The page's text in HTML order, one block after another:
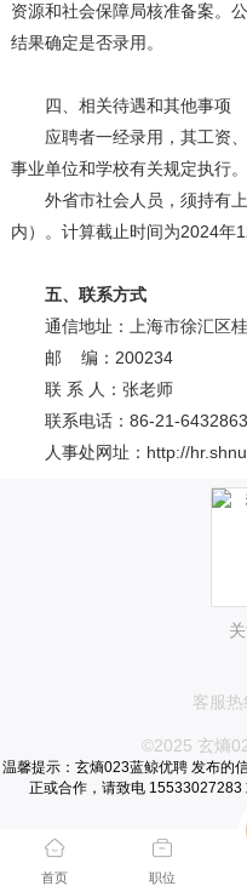
资源和社会保障局核准备案。
结果确定是否录用。
四、相关待遇和其他事项
应聘者一经录用，其工资、
事业单位和学校有关规定执行。
外省市社会人员，须持有上
内）。计算截止时间为2024年
五、联系方式
通信地址：上海市徐汇区桂
邮 编：200234
联 系 人：张老师
联系电话：86-21-
人事处网址：http://
客服
©2025 玄熵
温馨提示：玄熵023蓝鲸优聘 发布的
正或合作，请致电 15533027283
首页 职位